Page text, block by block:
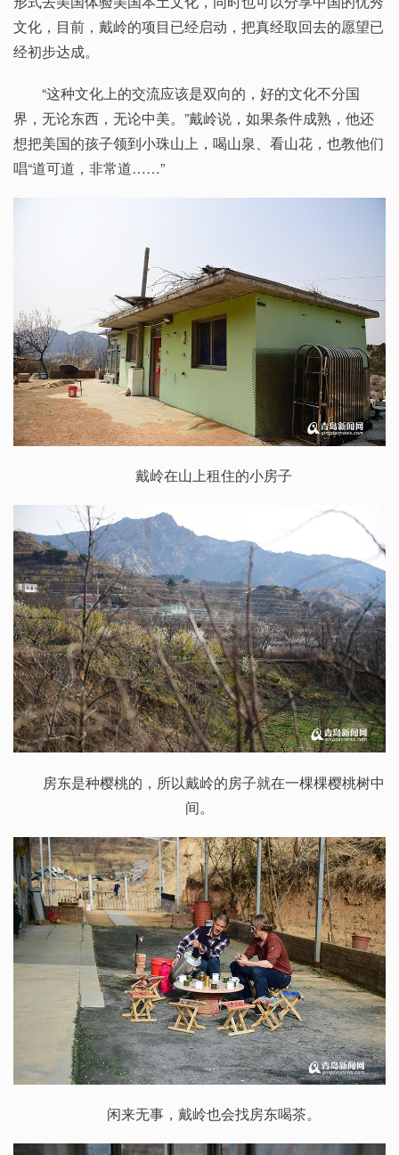
文化，目前，戴岭的项目已经启动，把真经取回去的愿望已
经初步达成。
“这种文化上的交流应该是双向的，好的文化不分国
界，无论东西，无论中美。”戴岭说，如果条件成熟，他还
想把美国的孩子领到小珠山上，喝山泉、看山花，也教他们
唱“道可道，非常道……”
戴岭在山上租住的小房子
房东是种樱桃的，所以戴岭的房子就在一棵棵樱桃树中
间。
闲来无事，戴岭也会找房东喝茶。